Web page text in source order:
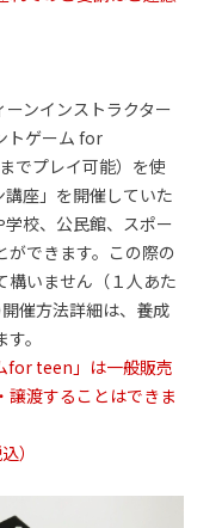
ンインストラクター
トゲーム for
でプレイ可能）を使
座」を開催していた
校、公民館、スポー
ができます。この際の
構いません（１人あた
催方法詳細は、養成
。
for teen」は一般販売
譲渡することはできま
）